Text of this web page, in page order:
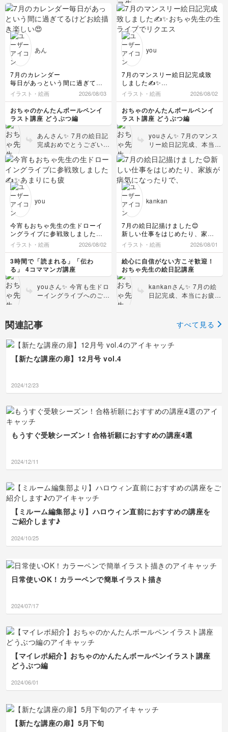
か、先生のおちゃめな発想が大
好きです💕
最後は眠くなっちゃいましたが
寝なくて笑えて、描けて、よか
ったです😆
楽しい時間を今日もありがとう
ございました🥰
またよろしくお願いいたします
❤どのタングルも丁寧に
描かれていて、黒の塗り
つぶしとコントラストが
きもしっかり表現されて
心が落ち着く感覚を楽し
んでいただけて何よりで
身のペースで楽しんで描
いていってくださいね♪
あん
7月のカレンダー
毎日があっという間に過ぎてる
けど
お絵描き楽しい😍
イラスト・絵画 2026/08/03
おちゃのかんたんボールペンイ
ラスト講座 どうぶつ編
あんさん✨ 7月の絵日記
完成おめでとうございま
毎日あっという間に過ぎ
ちゃいますよね〜！💦そ
んな忙しい日々のなか
す👏 あんさんにとっ
日のハッピーな癒やしに
なっているのですね♪可
愛らしいイラストにいつ
も癒されております❤️ 8
月もあっという間に過ぎ
ちゃう予感がしますが
（笑）、共に楽しみなが
らコツコツいきましょ
う〜！嬉しいレポートを
ありがとうございまし
you
7月のマンスリー絵日記完成致
しました✍️✨
おちゃ先生の生ライブでリクエ
ストして描いて頂いたものをマ
ンスリー絵日記に活かして描い
ております！おちゃ先生、いつ
もありがとうございます😊おか
げさまで、7月も充実したマン
スリー絵日記になりました✨
今月から、ヘンテコ数字を可愛
い乙女の子を描くことにしまし
た！また、参考に描かせて頂き
ます🙇✨
縦の描きは、FUJI ROCKの思い
出の景色を残したくて描きまし
た〜！
来月も楽しく描けたら…と思い
ます✨✍️
イラスト・絵画 2026/08/02
おちゃのかんたんボールペンイ
ラスト講座 どうぶつ編
youさん✨ 7月のマンス
リー絵日記完成、本当に
ー！！✍️✨ライブのリク
エストをさっそく絵日記
のなかに可愛く落とし込
もこちらこそ、楽しく一
とうございます🥰そして
今月からの新企画、ヘン
テコ数字から可愛い乙女
のコに変更したとのこと
で💖数字を見るたびにキ
ュンとしちゃう、可愛い
きゅんページになります
ね！ぜひこれからも参考
にしちゃってください！
さらに、縦のレイアウト
しゃれで素敵！！大自然
が、そのまま絵日記の中
ちになります！！来月も
クする日常をのびのび描
ポートをありがとうござ
いました！また次回もお
you
今宵もおちゃ先生の生ドローイ
ングライブに参戦致しました✍️
✨あまりにも疲れていたので、
途中で描くのを断念してしま
い、アーカイブにて仕上げまし
た😅
上里カンターレの描きありがと
うございました😊✨マンスリー
絵日記に描きます！珍しい動物
もたくさん！！丸シールまで描
けて楽しかった🥰✨今回の家族
んママさんのいい解釈でなかな
か素敵な感じに仕上がりになり
ましたね〜👍✨素晴らしいです
👏👏👏
1週間がとても早く感じるの
は、きっと日々が充実している
ろうなぁ〜と思いつつ、また楽
す✨宜しくお願い致します🙇
イラスト・絵画 2026/08/02
3時間で「読まれる」「伝わ
る」 4コママンガ講座
youさん✨ 今宵も生ドロ
ーイングライブへのご参
まりにもお疲れのなか、
リアルタイムで遊びに来
かったです😭 無理せず
途中でアーカイブに切り
替えて、バッチリ仕上げ
ございます👏✨上里カン
ターレの描き、マニアッ
ー絵日記への仲間入り決
定ですね！楽しみです🏰
想は素晴らしすぎて私も
感動しちゃいましたー
いい解釈が生まれて最高
に素敵な仕上がりになり
間があっという間」は
日々が充実している証拠
ですね！また今週も、金
曜日に最高の笑顔でお会
いできるのを心から楽し
れ様でした〜〜！🙇💞
kankan
7月の絵日記描けました😊
新しい仕事をはじめたり、家族
が病気になったりで、あまり余
裕のないひと月でした😓
なので、イラスト自体はいまい
ち代わり映えしませんが、まあ
頑張ったなと思っています🤭
そして、途中黒ペンを変えた
り、左ページは水彩色鉛筆、右
ページは普通の色鉛筆と、試行
そしてもっとイラストを上達さ
せたいとつくづく感じた7月で
焦らず、また8月もコツコツや
イラスト・絵画 2026/08/01
絵心に自信がない方こそ歓迎！
おちゃ先生の絵日記講座
kankanさん✨ 7月の絵
日記完成、本当にお疲れ
病まで……！本当に、ご
自身が思っている以上に
したね😭本当によく頑張
い分けといった試行錯誤
までされていたなん
と探究心、本当に凄すぎ
ですね！代わり映えしな
ないですよ。大変な日々
を一緒に乗り越えたこの
返したときに特別な愛お
気持ち、とっても素敵で
これからもっともっと描
くのが楽しくなります
ね！8月もkankanさんの
がとうございました！🥰
関連記事 すべて見る
【新たな講座の扉】12月号 vol.4
2024/12/23
もうすぐ受験シーズン！合格祈願におすすめの講座4選
2024/12/11
【ミルーム編集部より】ハロウィン直前におすすめの講座を
ご紹介します♪
2024/10/25
日常使いOK！カラーペンで簡単イラスト描き
2024/07/17
【マイレポ紹介】おちゃのかんたんボールペンイラスト講座
どうぶつ編
2024/06/01
【新たな講座の扉】5月下旬